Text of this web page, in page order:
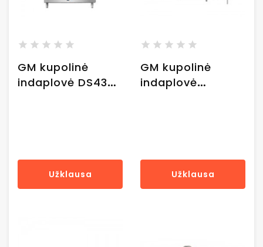
GM kupolinė
indaplovė DS430
Užklausa
GM kupolinė
indaplovė
Užklausa